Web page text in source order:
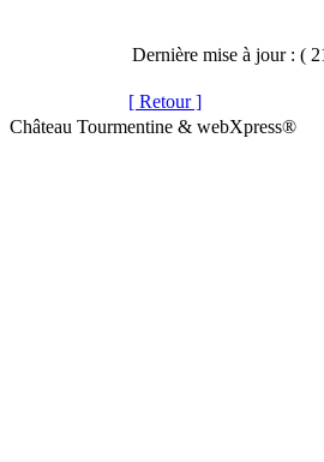
Dernière mise à jour : (
[ Retour ]
Château Tourmentine & webXpress®